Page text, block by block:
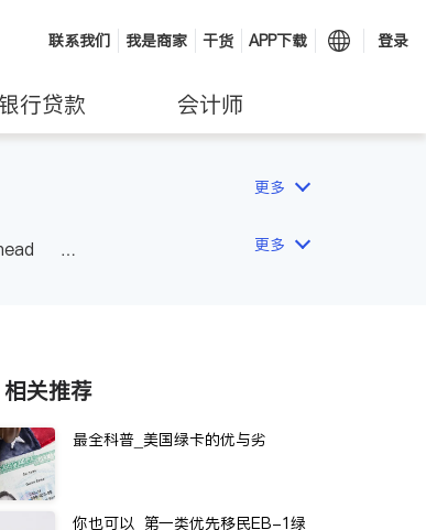
联系我们 我是商家 干货 APP下载 登录
行贷款 会计师
更多
更多
相关推荐
最全科普_美国绿卡的优与劣
你也可以_第一类优先移民EB-1绿